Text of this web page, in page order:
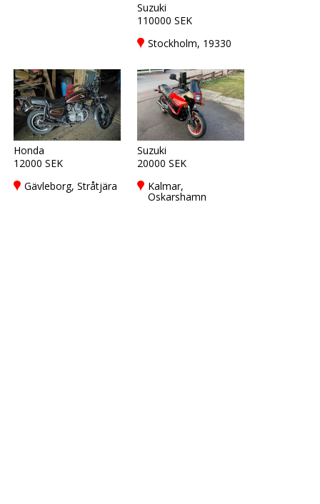
Suzuki
110000 SEK
Stockholm, 19330
Honda
12000 SEK
Gävleborg, Stråtjära
Suzuki
20000 SEK
Kalmar,
Oskarshamn